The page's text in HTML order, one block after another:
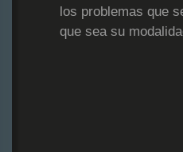
los problemas que
que sea su